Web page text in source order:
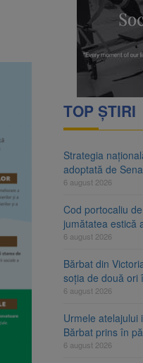
Judecătorii decid dacă
Senat. Proiectul merge la
TOP ȘTIRI
Strategia
adoptată de
6 august 2026
Cod portocaliu
jumătatea estică
6 august 2026
Bărbat din
soția de două ori
6 august 2026
Urmele atelajului
Bărbat prins în
6 august 2026